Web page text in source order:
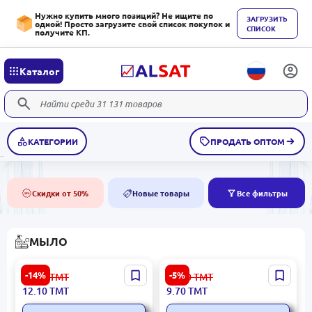
Нужно купить много позиций? Не ищите по
одной! Просто загрузите свой список покупок и
получите КП.
ЗАГРУЗИТЬ
СПИСОК
Каталог
КАТЕГОРИИ ПРОДАТЬ ОПТОМ
50% Скидки от 50% NEW Новые товары Все фильтры
МЫЛО
-14%
DOVE | Крем-мыло 90г
Деликатное
Увлажняющее
14.10 ТМТ
12.10ТМТ
-5%
MONA Kakos | Жидкое
мыло 400 мл для
гигиены, выгодная
упаковка
10.30ТМТ
9.70ТМТ